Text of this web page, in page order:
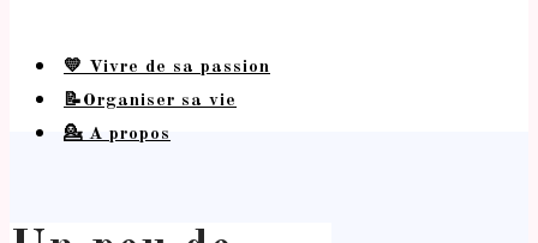
💛 Vivre de sa passion
📝Organiser sa vie
💁 A propos